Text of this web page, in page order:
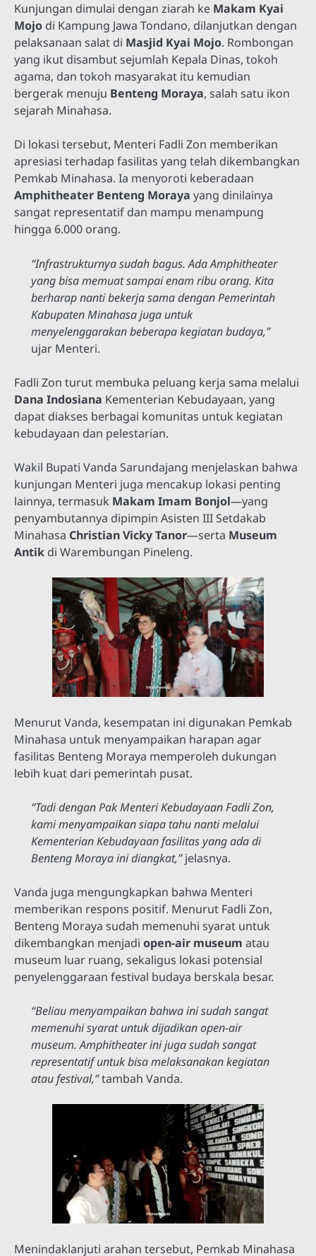
Kunjungan dimulai dengan ziarah ke Makam Kyai
Mojo di Kampung Jawa Tondano, dilanjutkan dengan
pelaksanaan salat di Masjid Kyai Mojo. Rombongan
yang ikut disambut sejumlah Kepala Dinas, tokoh
agama, dan tokoh masyarakat itu kemudian
bergerak menuju Benteng Moraya, salah satu ikon
sejarah Minahasa.
Di lokasi tersebut, Menteri Fadli Zon memberikan
apresiasi terhadap fasilitas yang telah dikembangkan
Pemkab Minahasa. Ia menyoroti keberadaan
Amphitheater Benteng Moraya yang dinilainya
sangat representatif dan mampu menampung
hingga 6.000 orang.
“Infrastrukturnya sudah bagus. Ada Amphitheater
yang bisa memuat sampai enam ribu orang. Kita
berharap nanti bekerja sama dengan Pemerintah
Kabupaten Minahasa juga untuk
menyelenggarakan beberapa kegiatan budaya,”
ujar Menteri.
Fadli Zon turut membuka peluang kerja sama melalui
Dana Indosiana Kementerian Kebudayaan, yang
dapat diakses berbagai komunitas untuk kegiatan
kebudayaan dan pelestarian.
Wakil Bupati Vanda Sarundajang menjelaskan bahwa
kunjungan Menteri juga mencakup lokasi penting
lainnya, termasuk Makam Imam Bonjol—yang
penyambutannya dipimpin Asisten III Setdakab
Minahasa Christian Vicky Tanor—serta Museum
Antik di Warembungan Pineleng.
Menurut Vanda, kesempatan ini digunakan Pemkab
Minahasa untuk menyampaikan harapan agar
fasilitas Benteng Moraya memperoleh dukungan
lebih kuat dari pemerintah pusat.
“Tadi dengan Pak Menteri Kebudayaan Fadli Zon,
kami menyampaikan siapa tahu nanti melalui
Kementerian Kebudayaan fasilitas yang ada di
Benteng Moraya ini diangkat,”jelasnya.
Vanda juga mengungkapkan bahwa Menteri
memberikan respons positif. Menurut Fadli Zon,
Benteng Moraya sudah memenuhi syarat untuk
dikembangkan menjadi open-air museum atau
museum luar ruang, sekaligus lokasi potensial
penyelenggaraan festival budaya berskala besar.
“Beliau menyampaikan bahwa ini sudah sangat
memenuhi syarat untuk dijadikan open-air
museum. Amphitheater ini juga sudah sangat
representatif untuk bisa melaksanakan kegiatan
atau festival,”tambah Vanda.
Menindaklanjuti arahan tersebut, Pemkab Minahasa